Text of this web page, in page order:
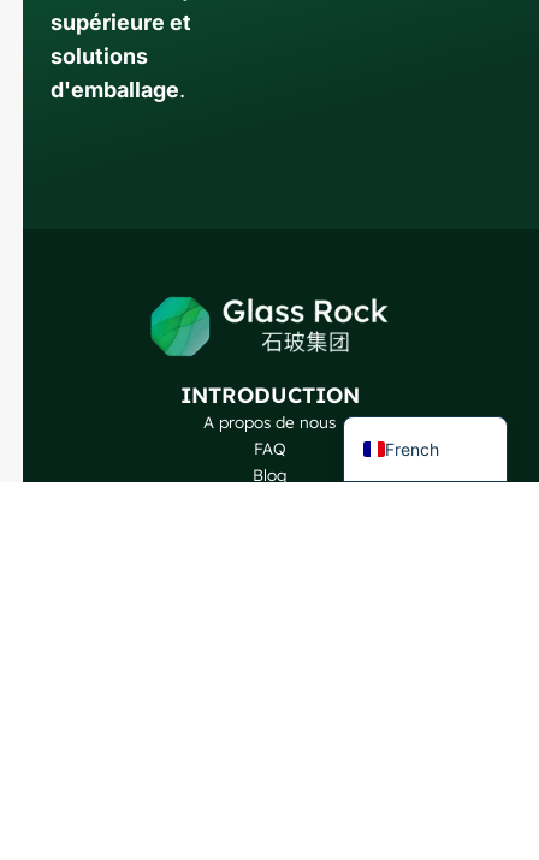
supérieure et
solutions
d'emballage.
INTRODUCTION
A propos de nous
FAQ
Blog
French